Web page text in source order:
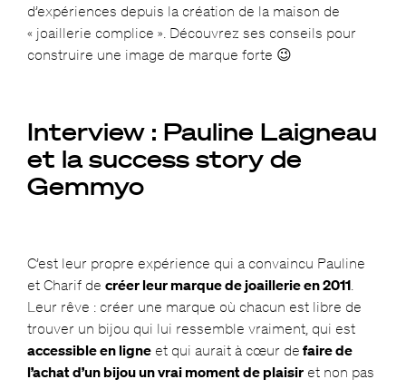
d’expériences depuis la création de la maison de
« joaillerie complice ». Découvrez ses conseils pour
construire une image de marque forte 😉
Interview : Pauline Laigneau
et la success story de
Gemmyo
C’est leur propre expérience qui a convaincu Pauline
et Charif de créer leur marque de joaillerie en 2011.
Leur rêve : créer une marque où chacun est libre de
trouver un bijou qui lui ressemble vraiment, qui est
accessible en ligneet qui aurait à cœur de faire de
l’achat d’un bijou un vrai moment de plaisiret non pas